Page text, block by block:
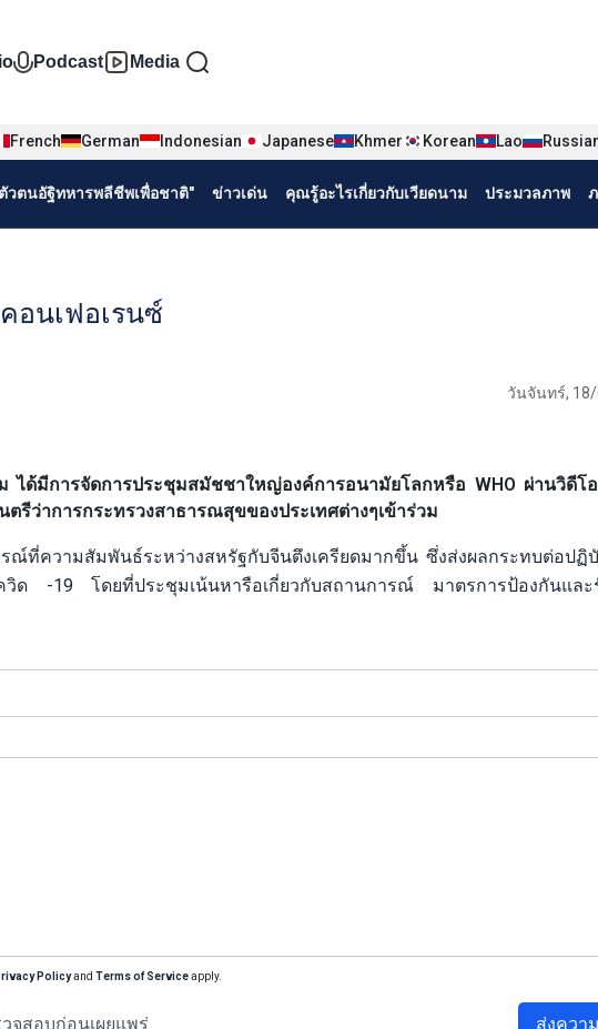
tiện tiếng Thái
Podcast Media
French German Indonesian Japanese Khmer Korean Lao
วตนอัฐิทหารพลีชีพเพื่อชาติ" ข่าวเด่น คุณรู้อะไรเกี่ยวกับเวียดนาม ประมวลภาพ
อนเฟอเรนซ์
วันจันทร์,
ได้มีการจัดการประชุมสมัชชาใหญ่องค์การอนามัยโลกหรือ WHO ผ่านวิดีโ
รีว่าการกระทรวงสาธารณสุขของประเทศต่างๆเข้าร่วม
ณ์ที่ความสัมพันธ์ระหว่างสหรัฐกับจีนตึงเครียดมากขึ้น ซึ่งส่งผลกระทบต่อปฏิ
วิด -19 โดยที่ประชุมเน้นหารือเกี่ยวกับสถานการณ์ มาตรการป้องกันและ
Policyand Terms of Serviceapply.
จสอบก่อนเผยแพร่ ส่งควา